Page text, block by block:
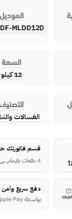
الموديل
MLDD12D
السعة
12 كيلو
الغسالات
قسم فاتورتك حتى 4
4 دفعات بقيمة
ر.س
دفع سريع وآمن
بواسطة Apple Pay